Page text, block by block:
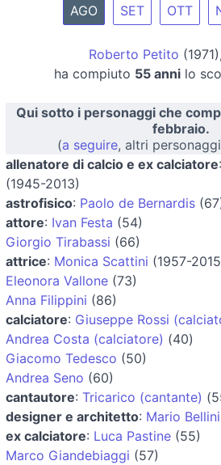
AGO
SET OTT
Roberto Petito
ha compiuto 55 annilo
Qui sotto i personaggi che
febbraio.
(a seguire, altri
allenatore di calcio e ex calciatore:
(1945-2013)
astrofisico: Paolo de Bernardis
attore: Ivan Festa (54)
Giorgio Tirabassi (66)
attrice: Monica Scattini (1957-
Eleonora Vallone (73)
Anna Filippini (86)
calciatore: Giuseppe Rossi
Andrea Costa (calciatore) (40)
Giacomo Tedesco (50)
Andrea Seno (60)
cantautore: Tricarico (cantante)
designer e architetto: Mario Bellini
ex calciatore: Luca Pastine (55)
Marco Giandebiaggi (57)